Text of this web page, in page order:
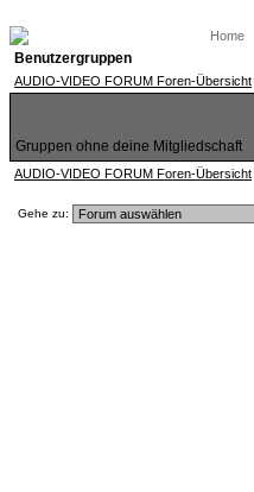
Home
Benutzergruppen
AUDIO-VIDEO FORUM Foren-Übersicht
Gruppen ohne deine Mitgliedschaft
AUDIO-VIDEO FORUM Foren-Übersicht
Gehe zu: